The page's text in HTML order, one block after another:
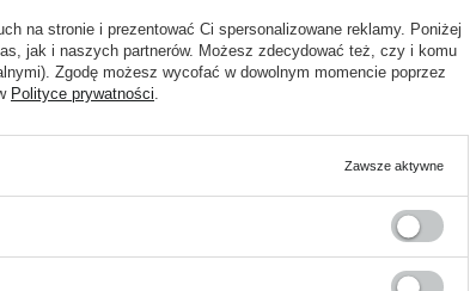
256,00 zł
pielęgnację. Cocosolis wykorzystuje
się do recyklingu. To pielęgnacja
na stronie i prezentować Ci spersonalizowane reklamy. Poniżej
jak i naszych partnerów. Możesz zdecydować też, czy i komu
Zgodę możesz wycofać w dowolnym momencie poprzez
Polityce prywatności
Zawsze aktywne